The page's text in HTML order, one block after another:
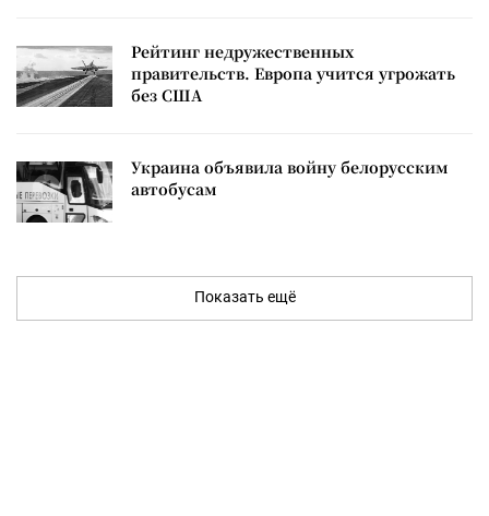
Рейтинг недружественных
правительств. Европа учится угрожать
без США
Украина объявила войну белорусским
автобусам
Показать ещё